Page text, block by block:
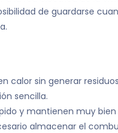
de guardarse
calor sin generar
sencilla.
y mantienen muy
almacenar el